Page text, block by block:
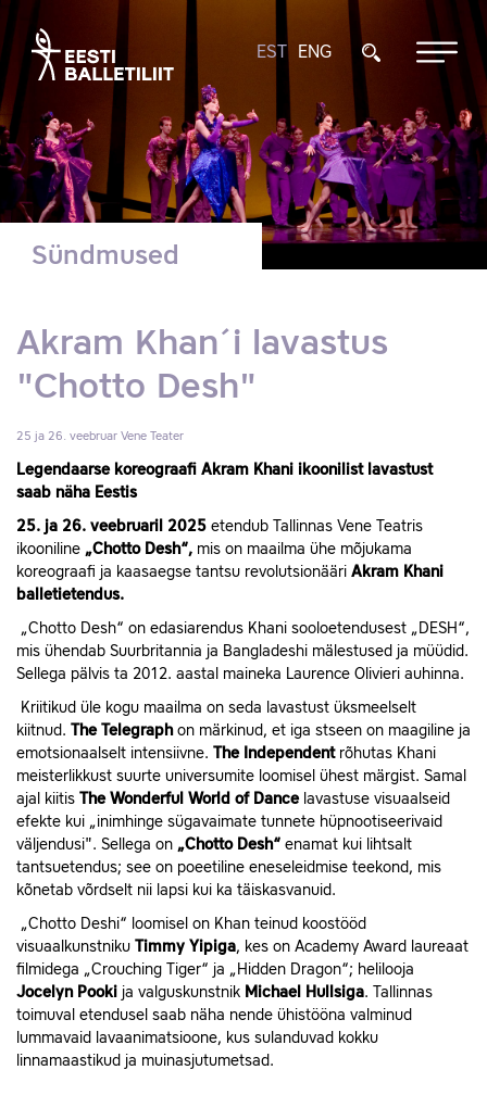
EST ENG
Sündmused
Akram Khan´i lavastus
"Chotto Desh"
25 ja 26. veebruar Vene Teater
Legendaarse koreograafi Akram Khani ikoonilist lavastust
saab näha Eestis
25. ja 26. veebruaril 2025 etendub Tallinnas Vene Teatris
ikooniline „Chotto Desh“, mis on maailma ühe mõjukama
koreograafi ja kaasaegse tantsu revolutsionääri Akram Khani
balletietendus.
„Chotto Desh“ on edasiarendus Khani sooloetendusest „DESH“,
mis ühendab Suurbritannia ja Bangladeshi mälestused ja müüdid.
Sellega pälvis ta 2012. aastal maineka Laurence Olivieri auhinna.
Kriitikud üle kogu maailma on seda lavastust üksmeelselt
kiitnud. The Telegraph on märkinud, et iga stseen on maagiline ja
emotsionaalselt intensiivne. The Independent rõhutas Khani
meisterlikkust suurte universumite loomisel ühest märgist. Samal
ajal kiitis The Wonderful World of Dance lavastuse visuaalseid
efekte kui „inimhinge sügavaimate tunnete hüpnootiseerivaid
väljendusi". Sellega on „Chotto Desh“ enamat kui lihtsalt
tantsuetendus; see on poeetiline eneseleidmise teekond, mis
kõnetab võrdselt nii lapsi kui ka täiskasvanuid.
„Chotto Deshi“ loomisel on Khan teinud koostööd
visuaalkunstniku Timmy Yipiga, kes on Academy Award laureaat
filmidega „Crouching Tiger“ ja „Hidden Dragon“; helilooja
Jocelyn Pooki ja valguskunstnik Michael Hullsiga. Tallinnas
toimuval etendusel saab näha nende ühistööna valminud
lummavaid lavaanimatsioone, kus sulanduvad kokku
linnamaastikud ja muinasjutumetsad.